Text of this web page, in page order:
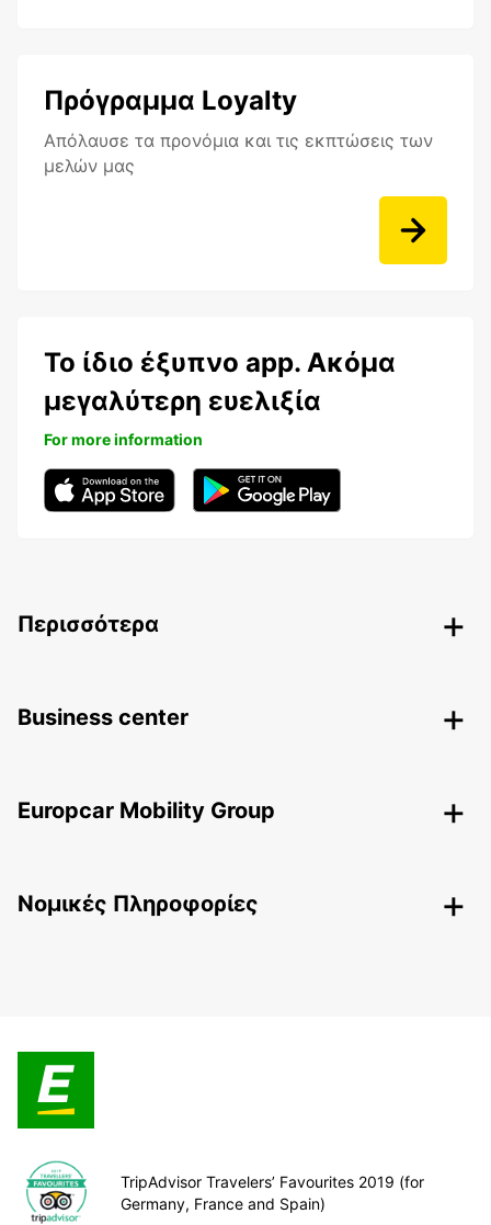
Πρόγραμμα Loyalty
Aπόλαυσε τα προνόμια και τις εκπτώσεις των
μελών μας
Το ίδιο έξυπνο app. Ακόμα
μεγαλύτερη ευελιξία
For more information
Περισσότερα
Business center
Europcar Mobility Group
Nομικές Πληροφορίες
TripAdvisor Travelers’ Favourites 2019 (for
Germany, France and Spain)